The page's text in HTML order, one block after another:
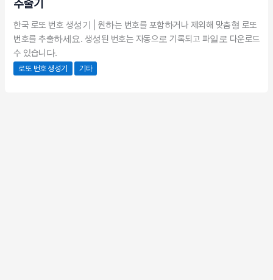
추출기
한국 로또 번호 생성기 | 원하는 번호를 포함하거나 제외해 맞춤형 로또
번호를 추출하세요. 생성된 번호는 자동으로 기록되고 파일로 다운로드할
수 있습니다.
로또 번호 생성기 기타